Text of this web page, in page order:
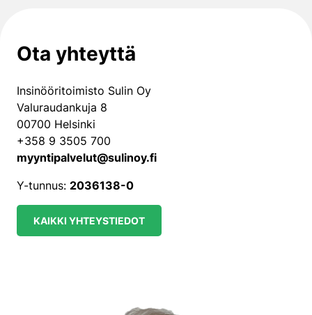
Ota yhteyttä
Insinööritoimisto Sulin Oy
Valuraudankuja 8
00700 Helsinki
+358 9 3505 700
myyntipalvelut@sulinoy.fi
Y-tunnus: 2036138-0
KAIKKI YHTEYSTIEDOT